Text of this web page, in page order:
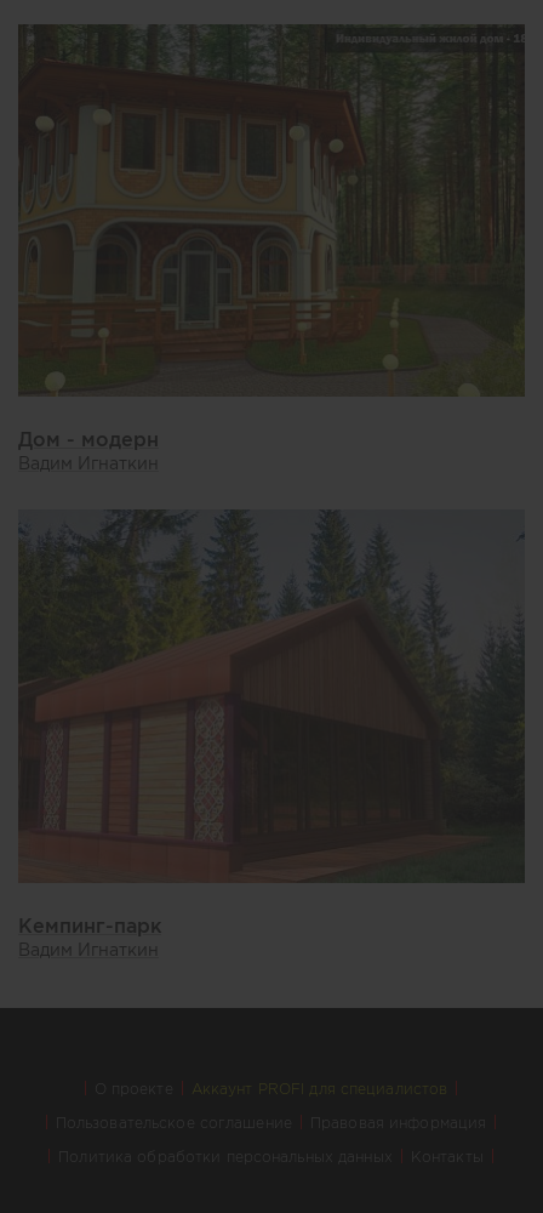
Дом - модерн
Вадим Игнаткин
Кемпинг-парк
Вадим Игнаткин
О проекте Аккаунт PROFI для специалистов
Пользовательское соглашение Правовая информация
Политика обработки персональных данных Контакты